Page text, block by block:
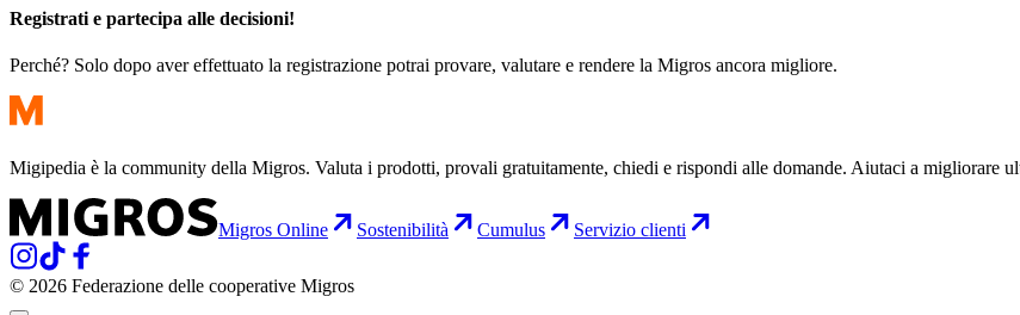
Registrati e partecipa alle decisioni!
Perché? Solo dopo aver effettuato la registrazione potrai provare, valutare e rendere la Migros ancora migliore.
Migipedia è la community della Migros. Valuta i prodotti, provali gratuitamente, chiedi e rispondi alle domande. Aiutaci a migliorare
Migros Online Sostenibilità Cumulus Servizio clienti
© 2026 Federazione delle cooperative Migros